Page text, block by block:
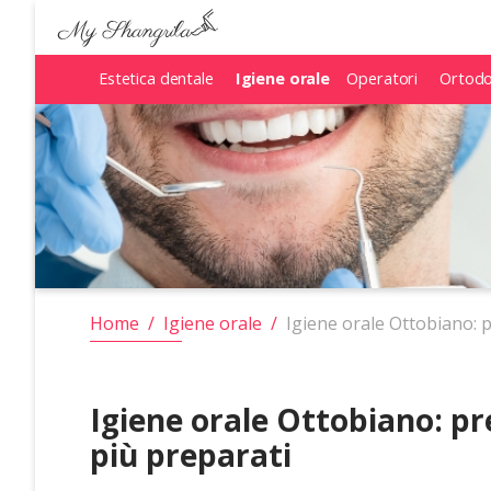
Estetica dentale
Estetica dentale Igiene orale
Igiene orale Operatori
Operatori
Home / Igiene orale / Igiene orale Ottobiano:
Igiene orale Ottobiano:
più preparati